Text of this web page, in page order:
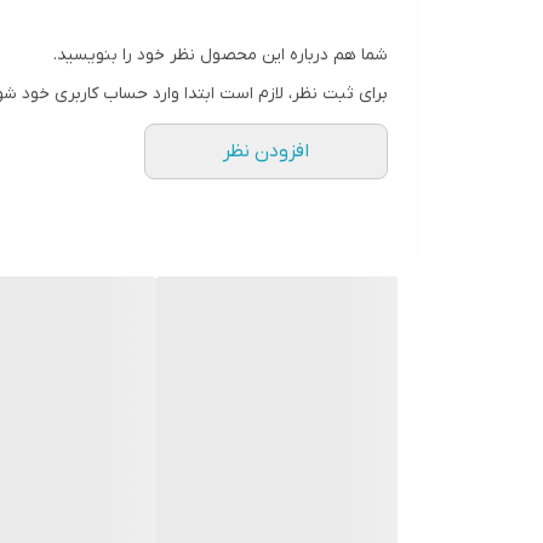
شما هم درباره این محصول نظر خود را بنویسید.
برای ثبت نظر، لازم است ابتدا وارد حساب کاربری خود
افزودن نظر